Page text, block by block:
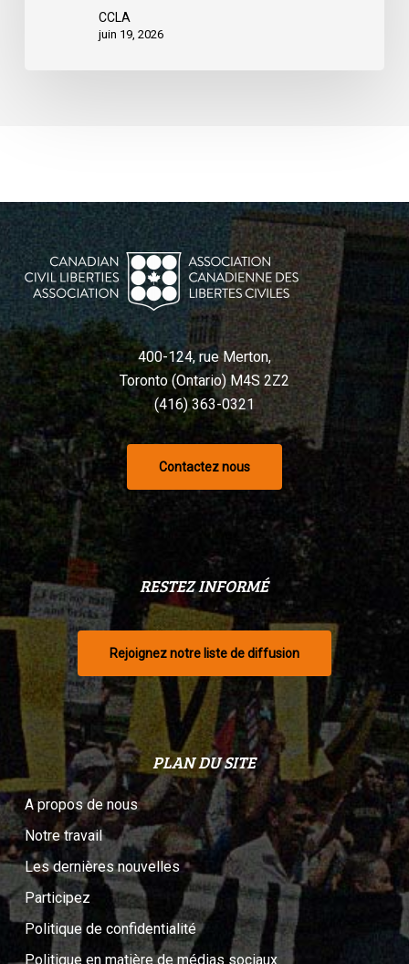
CCLA
juin 19, 2026
400-124, rue Merton,
Toronto (Ontario) M4S 2Z2
(416) 363-0321
Contactez nous
RESTEZ INFORMÉ
Rejoignez notre liste de diffusion
PLAN DU SITE
A propos de nous
Notre travail
Les dernières nouvelles
Participez
Politique de confidentialité
Politique en matière de médias sociaux